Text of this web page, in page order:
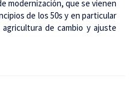
modernización, que se vienen
de los 50s y en particular
de cambio y ajuste